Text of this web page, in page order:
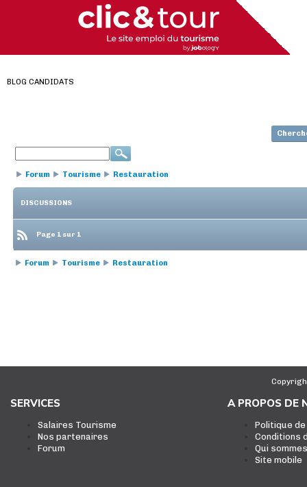
BLOG CANDIDATS
Forum Tourisme Restauration
DISCUSSIONS
Page 1 sur 1
Forum Tourisme Restauration
SERVICES
Salaires Tourisme
Nos partenaires
Forum
A PROPOS DE
Politique
Conditions
Qui
Site mobile